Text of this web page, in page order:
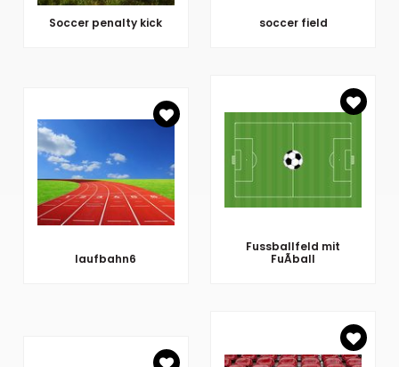
Soccer penalty kick soccer field
laufbahn6
Fussballfeld mit
FuÃball